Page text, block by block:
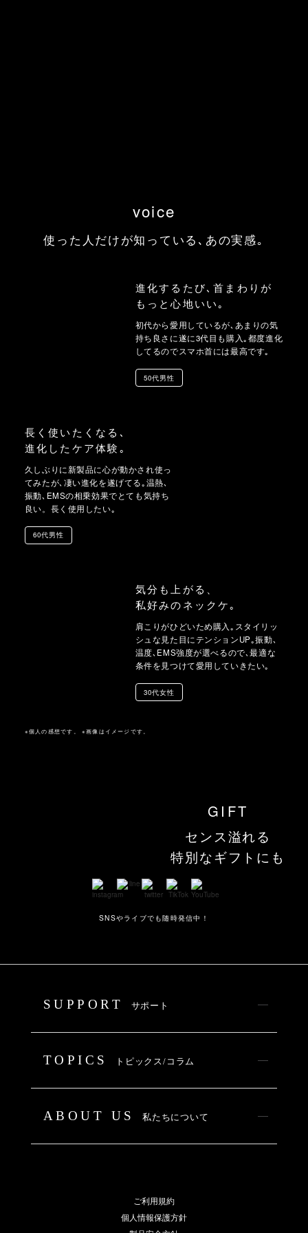
voice
使った人だけが知っている､あの実感｡
進化するたび､首まわりが
もっと心地いい｡
初代から愛用しているが､あまりの気
持ち良さに遂に3代目も購入｡都度進化
してるのでスマホ首には最高です｡
50代男性
長く使いたくなる､
進化したケア体験｡
久しぶりに新製品に心が動かされ使っ
てみたが､凄い進化を遂げてる｡温熱､
振動､EMSの相乗効果でとても気持ち
良い。長く使用したい｡
60代男性
気分も上がる、
私好みのネックケ｡
肩こりがひどいため購入｡スタイリッ
シュな見た目にテンションUP｡振動､
温度､EMS強度が選べるので､最適な
条件を見つけて愛用していきたい｡
30代女性
※個人の感想です。 ※画像はイメージです。
GIFT
センス溢れる
特別なギフトにも
SNSやライブでも随時発信中！
SUPPORT サポート
TOPICS トピックス/コラム
ABOUT US 私たちについて
ご利用規約
個人情報保護方針